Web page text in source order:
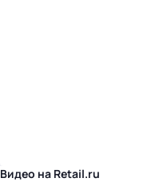
Видео на Retail.ru